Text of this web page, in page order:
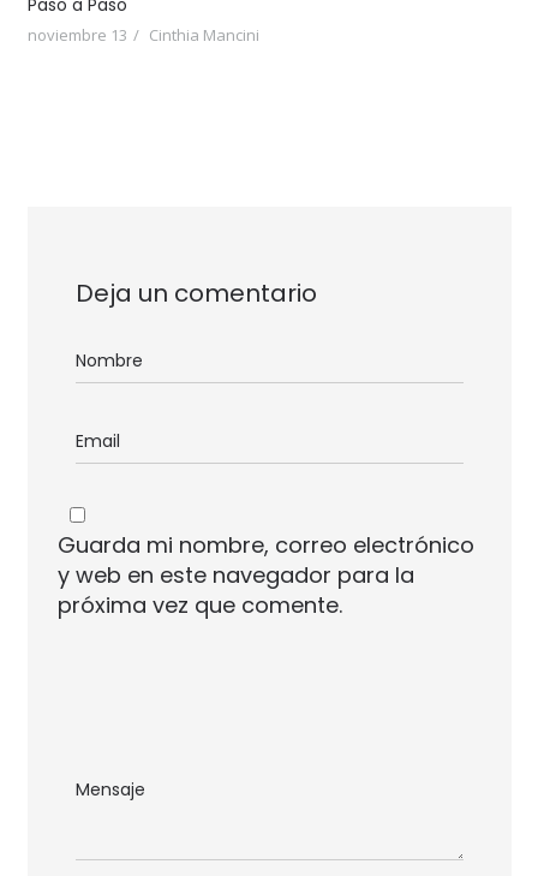
noviembre 13 Cinthia Mancini
Deja un comentario
Guarda mi nombre, correo electrónico
y web en este navegador para la
próxima vez que comente.